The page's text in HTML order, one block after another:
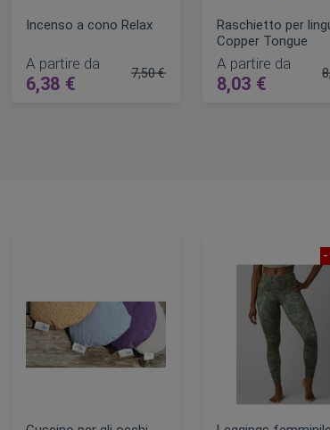
Incenso a cono Relax
A partire da
6,38 € Prezzo regolare
7,50 €
Raschietto per
Copper Tongue
A partire da
8,03 €
-